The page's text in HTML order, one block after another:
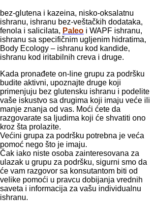
bez-glutena i kazeina, nisko-oksalatnu
ishranu, ishranu bez-veštačkih dodataka,
fenola i salicilata, Paleo i WAPF ishranu,
ishranu sa specifičnim ugljenim hidratima,
Body Ecology – ishranu kod kandide,
ishranu kod iritabilnih creva i druge.
Kada pronađete on-line grupu za podršku
budite aktivni, upoznajte druge koji
primenjuju bez glutensku ishranu i podelite
vaše iskustvo sa drugima koji imaju veće ili
manje znanja od vas. Moći ćete da
razgovarate sa ljudima koji će shvatiti ono
kroz šta prolazite.
Većini grupa za podršku potrebna je veća
pomoć nego što je imaju.
Čak iako niste osoba zainteresovana za
ulazak u grupu za podršku, sigurni smo da
će vam razgovor sa konsutantom biti od
velike pomoći u pravcu dobijanja vrednih
saveta i informacija za vašu individualnu
ishranu.